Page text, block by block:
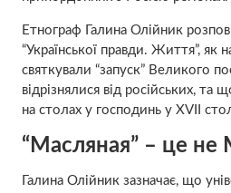
Етнограф Галина Олійник
“Української правди. Життя”, як
святкували “запуск” Великого
відрізнялися від російських, та
на столах у господинь у XVII
“Масляная” – це не
Галина Олійник зазначає, що